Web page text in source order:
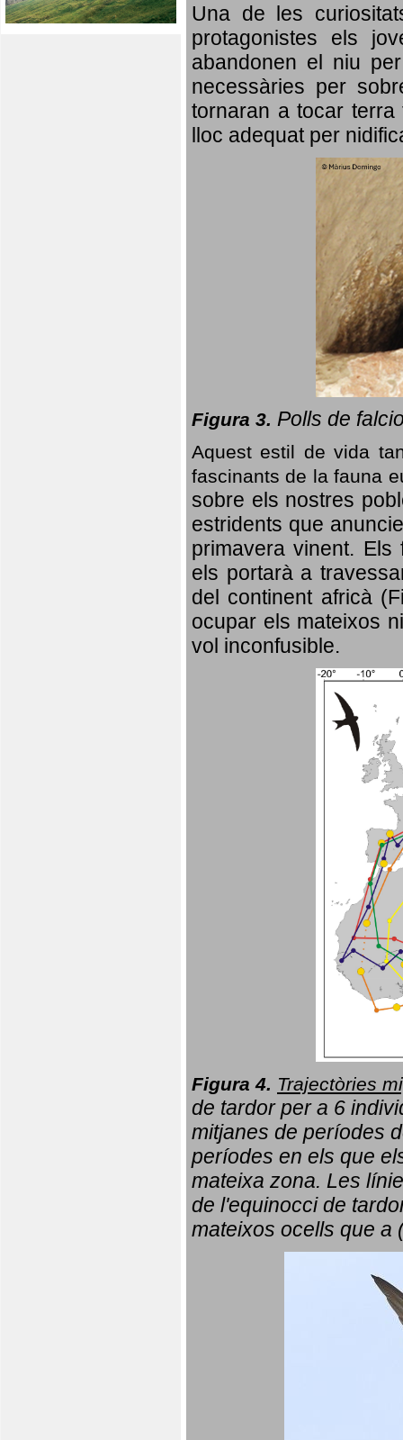
Una de les
protagonistes els
abandonen el niu
necessàries per
tornaran a tocar
lloc adequat per
Figura 3. Polls de
Aquest estil de vida
fascinants de la fauna
sobre els nostres
estridents que
primavera vinent. Els
els portarà a
del continent africà
ocupar els mateixos
vol inconfusible.
Figura 4. Trajectòries
de tardor per a 6
mitjanes de períodes
períodes en els que
mateixa zona. Les
de l'equinocci de
mateixos ocells que a